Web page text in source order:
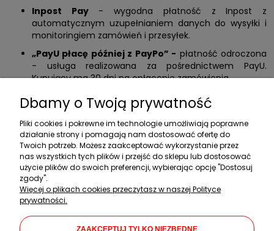
Inpost Pay- wygodna płatność z Inpost z
automatycznym uzupełnianiem danych do wysyłki i
monitoringiem zamówień i przesyłek.
„PayU płacę później z PayPo” - płatność odroczona
- usługa realizowana za pośrednictwem PayU.
Kupujący ma 30 dni na opłacenie zamówienia.
Zakupy
Pomoc
Moje konto
Informacje
Dane firmy
Dbamy o Twoją prywatność
Pliki cookies i pokrewne im technologie umożliwiają poprawne
działanie strony i pomagają nam dostosować ofertę do
Twoich potrzeb. Możesz zaakceptować wykorzystanie przez
nas wszystkich tych plików i przejść do sklepu lub dostosować
użycie plików do swoich preferencji, wybierając opcję "Dostosuj
zgody".
Więcej o plikach cookies przeczytasz w naszej Polityce
prywatności.
ZAAKCEPTUJ TYLKO NIEZBĘDNE